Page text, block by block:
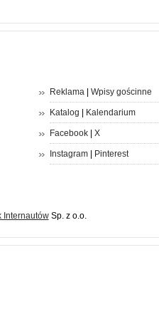
Reklama| Wpisy gościnne
Katalog Kalendarium
Facebook| X
Instagram| Pinterest
InternautówSp. z o.o.